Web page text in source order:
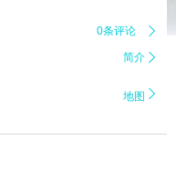
0条评论 
简介 
地图 